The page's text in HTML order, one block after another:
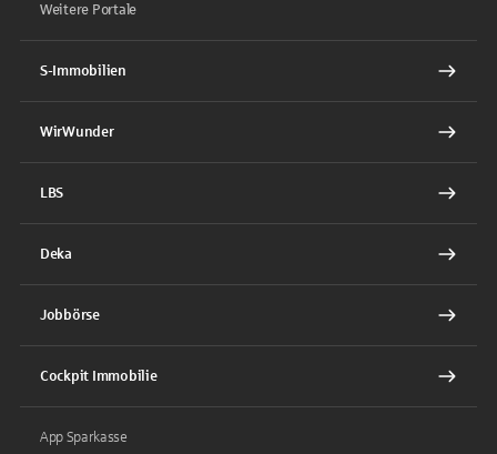
Weitere Portale
S-Immobilien
WirWunder
LBS
Deka
Jobbörse
Cockpit Immobilie
App Sparkasse